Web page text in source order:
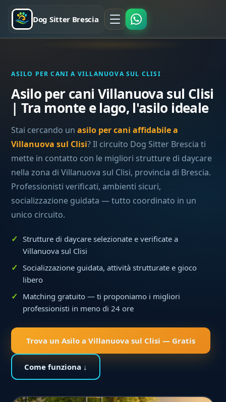
Dog Sitter Brescia
ASILO PER CANI A VILLANUOVA SUL CLISI
Asilo per cani Villanuova sul Clisi
| Tra monte e lago, l'asilo ideale
Stai cercando unasilo per cani affidabile a
Villanuova sul Clisi? Il circuito Dog Sitter Brescia ti
mette in contatto con le migliori strutture di daycare
nella zona di Villanuova sul Clisi, provincia di Brescia.
Professionisti verificati, ambienti sicuri,
socializzazione guidata — tutto coordinato in un
unico circuito.
Strutture di daycare selezionate e verificate a
Villanuova sul Clisi
Socializzazione guidata, attività strutturate e gioco
libero
Matching gratuito — ti proponiamo i migliori
professionisti in meno di 24 ore
Trova un Asilo a Villanuova sul Clisi — Gratis
Come funziona ↓